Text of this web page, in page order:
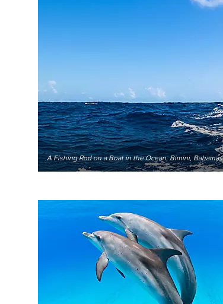
A Fishing Rod on a Boat in the Ocean, Bimini, Bahamas